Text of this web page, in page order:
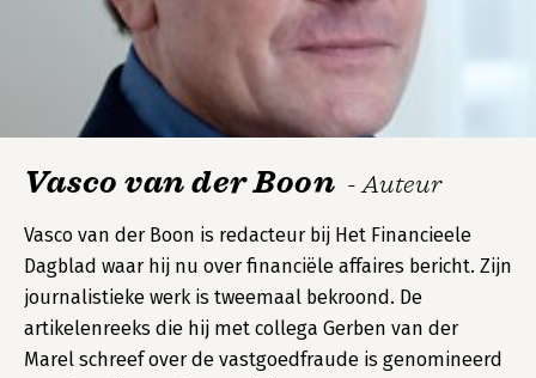
Vasco van der Boon - Auteur
Vasco van der Boon is redacteur bij Het Financieele
Dagblad waar hij nu over financiële affaires bericht. Zijn
journalistieke werk is tweemaal bekroond. De
artikelenreeks die hij met collega Gerben van der
Marel schreef over de vastgoedfraude is genomineerd